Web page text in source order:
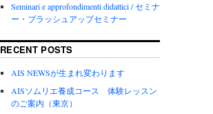
Seminari e approfondimenti didattici / セミナ
ー・ブラッシュアップセミナー
RECENT POSTS
AIS NEWSが生まれ変わります
AISソムリエ養成コース 体験レッスン
のご案内（東京）